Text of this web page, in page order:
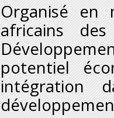
Organisé en
africains
potentiel
intégration